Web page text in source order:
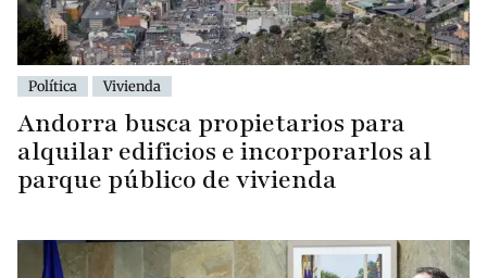
Política Vivienda
Andorra busca propietarios para
alquilar edificios e incorporarlos al
parque público de vivienda